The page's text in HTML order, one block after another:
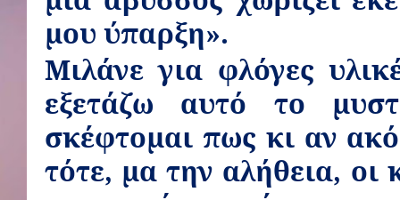
μου ύπαρξη».
Μιλάνε για φλόγες
εξετάζω αυτό το
σκέφτομαι πως κι αν
τότε, μα την αλήθεια, οι